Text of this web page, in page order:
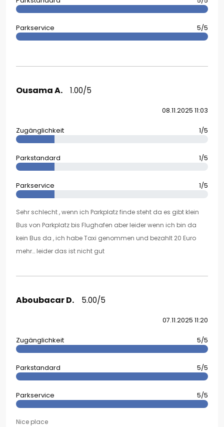
Parkservice 5/5
Ousama A. 1.00/5
08.11.2025 11:03
Zugänglichkeit 1/5
Parkstandard 1/5
Parkservice 1/5
Sehr schlecht , wenn ich Parkplatz finde steht da es gibt klein
Bus von Parkplatz bis Flughafen aber leider wenn ich bin da
kein Bus da , ich habe Taxi genommen und bezahlt 20 Euro
mehr… leider das ist nicht gut
Aboubacar D. 5.00/5
07.11.2025 11:20
Zugänglichkeit 5/5
Parkstandard 5/5
Parkservice 5/5
Nice place